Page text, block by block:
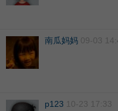
南瓜妈妈 09-03
p123 10-23 17:33